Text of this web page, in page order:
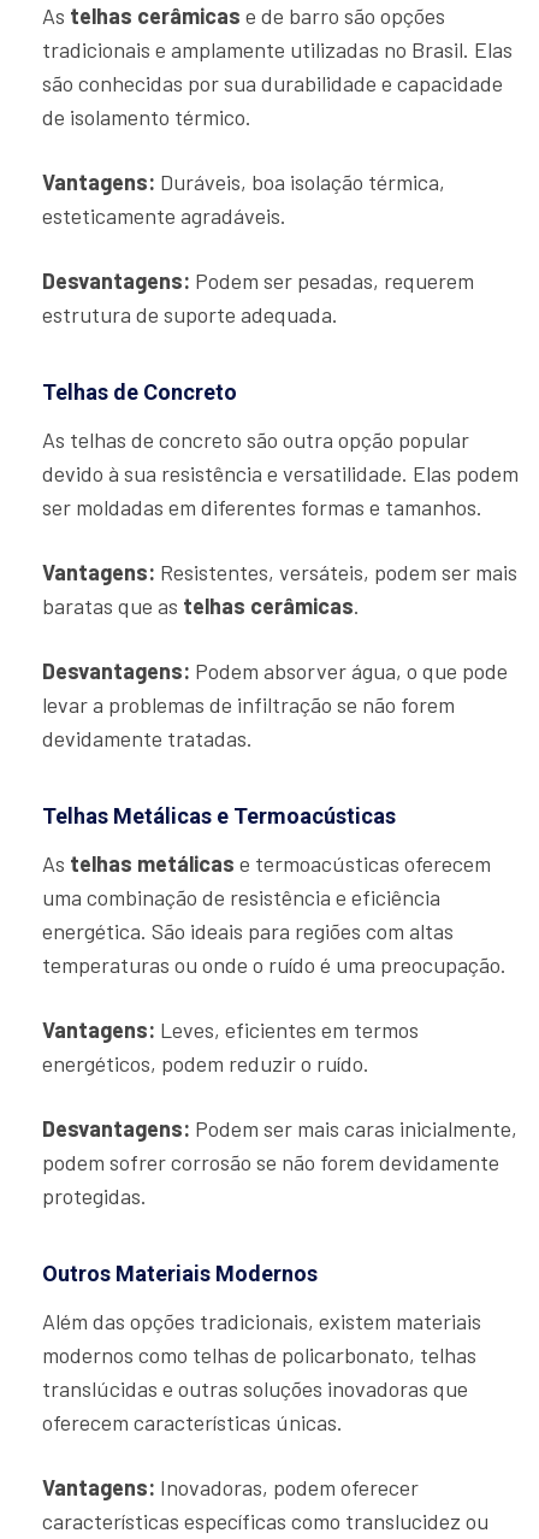
As telhas cerâmicas e de barro são opções
tradicionais e amplamente utilizadas no Brasil. Elas
são conhecidas por sua durabilidade e capacidade
de isolamento térmico.
Vantagens: Duráveis, boa isolação térmica,
esteticamente agradáveis.
Desvantagens: Podem ser pesadas, requerem
estrutura de suporte adequada.
Telhas de Concreto
As telhas de concreto são outra opção popular
devido à sua resistência e versatilidade. Elas podem
ser moldadas em diferentes formas e tamanhos.
Vantagens: Resistentes, versáteis, podem ser mais
baratas que as telhas cerâmicas.
Desvantagens: Podem absorver água, o que pode
levar a problemas de infiltração se não forem
devidamente tratadas.
Telhas Metálicas e Termoacústicas
As telhas metálicas e termoacústicas oferecem
uma combinação de resistência e eficiência
energética. São ideais para regiões com altas
temperaturas ou onde o ruído é uma preocupação.
Vantagens: Leves, eficientes em termos
energéticos, podem reduzir o ruído.
Desvantagens: Podem ser mais caras inicialmente,
podem sofrer corrosão se não forem devidamente
protegidas.
Outros Materiais Modernos
Além das opções tradicionais, existem materiais
modernos como telhas de policarbonato, telhas
translúcidas e outras soluções inovadoras que
oferecem características únicas.
Vantagens: Inovadoras, podem oferecer
características específicas como translucidez ou